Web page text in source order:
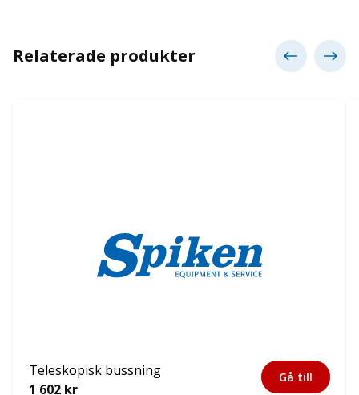
Relaterade produkter
Teleskopisk bussning
1 602 kr
Gå till